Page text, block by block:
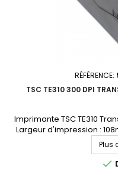
RÉFÉRENCE:
TSC TE310 300 DPI
Imprimante TSC TE310
Largeur d'impression :
Ethernet
Plus
